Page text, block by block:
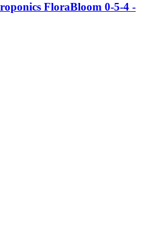
FloraBloom 0-5-4 -